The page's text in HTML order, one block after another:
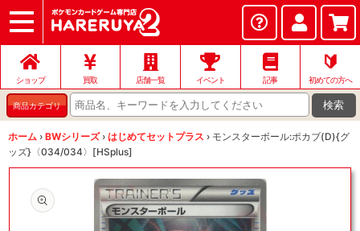
ショップ
店頭買取
ネット買取
店舗一覧
イベント
お問い合わせ
ショップ 買取 店舗一覧 イベント 記事
🔰
初めての方へ
商品カテゴリ 検索
ホーム › BWシリーズ › はじめてセットプラス › モンスターボール:ポカブ(D){グ
ッズ}〈034/034〉[HSplus]